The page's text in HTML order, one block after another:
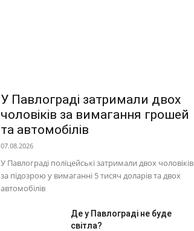
У Павлограді затримали двох
чоловіків за вимагання грошей
та автомобілів
07.08.2026
У Павлограді поліцейські затримали двох чоловіків
за підозрою у вимаганні 5 тисяч доларів та двох
автомобілів
Де у Павлограді не буде
світла?